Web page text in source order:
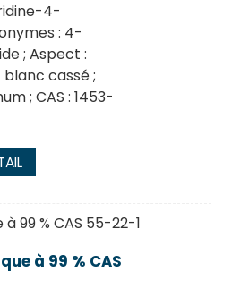
4-
: 4-
; Aspect :
cassé ;
; CAS : 1453-
à 99 % CAS